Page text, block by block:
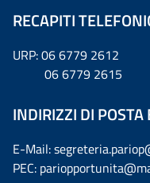
RECAPITI
URP: 06 6779 2612
06 6779 2615
INDIRIZZI DI POSTA
E-Mail:
PEC: